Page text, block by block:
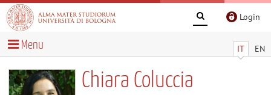
Login
IT EN
Menu
Chiara Coluccia